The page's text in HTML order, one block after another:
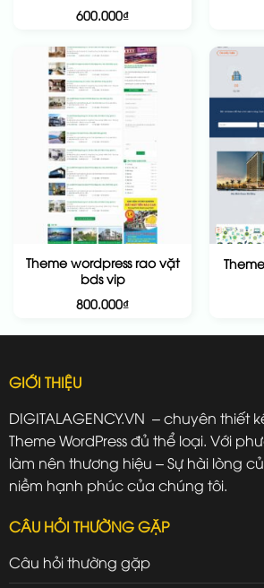
600.000₫
Theme wordpress rao vặt
bds vip
800.000₫
GIỚI THIỆU
DIGITALAGENCY.VN – chuyên thiết
Theme WordPress đủ thể loại. Với
làm nên thương hiệu – Sự hài lòng
niềm hạnh phúc của chúng tôi.
CÂU HỎI THƯỜNG GẶP
Câu hỏi thường gặp